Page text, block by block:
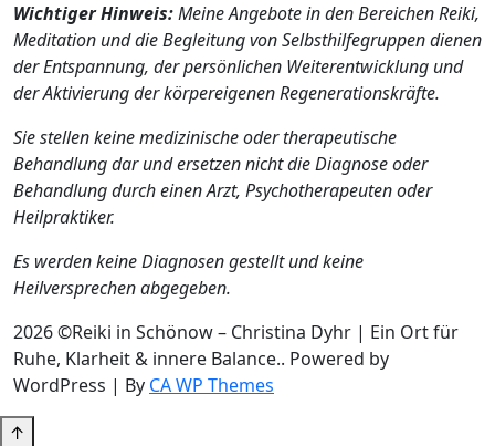
Wichtiger Hinweis:Meine Angebote in den Bereichen Reiki,
Meditation und die Begleitung von Selbsthilfegruppen dienen
der Entspannung, der persönlichen Weiterentwicklung und
der Aktivierung der körpereigenen Regenerationskräfte.
Sie stellen keine medizinische oder therapeutische
Behandlung dar und ersetzen nicht die Diagnose oder
Behandlung durch einen Arzt, Psychotherapeuten oder
Heilpraktiker.
Es werden keine Diagnosen gestellt und keine
Heilversprechen abgegeben.
2026 ©Reiki in Schönow – Christina Dyhr | Ein Ort für
Ruhe, Klarheit & innere Balance.. Powered by
WordPress | By CA WP Themes
↑